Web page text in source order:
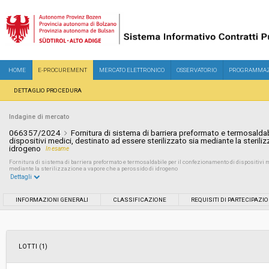
HOME E-PROCUREMENT MERCATO ELETTRONICO OSSERVATORIO
DETTAGLIO PROCEDURA
Indagine di mercato
066357/2024
Fornitura di sistema di barriera preformato e
dispositivi medici, destinato ad essere sterilizzato sia mediante la
idrogeno
In esame
Fornitura di sistema di barriera preformato e termosaldabile per il confezionamento di dispositivi
mediante la sterilizzazione a vapore che a perossido di idrogeno
Svolgimento:
Dettagli
INFORMAZIONI GENERALI CLASSIFICAZIONE REQUISITI DI
LOTTI (1)